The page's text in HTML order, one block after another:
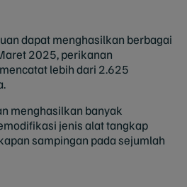
dapat menghasilkan berbagai
2025, perikanan
lebih dari 2.625
menghasilkan banyak
jenis alat tangkap
sampingan pada sejumlah